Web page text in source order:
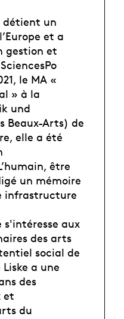
détient un
et a
gestion et
le MA «
» à la
und
Beaux-Arts) de
elle a été
être
un mémoire
infrastructure
s'intéresse aux
des arts
social de
a une
des
et
du